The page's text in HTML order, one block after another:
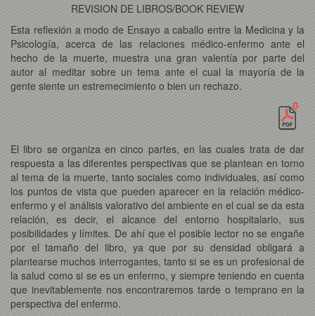
REVISION DE LIBROS/BOOK REVIEW
Esta reflexión a modo de Ensayo a caballo entre la Medicina y la
Psicología, acerca de las relaciones médico-enfermo ante el
hecho de la muerte, muestra una gran valentía por parte del
autor al meditar sobre un tema ante el cual la mayoría de la
gente siente un estremecimiento o bien un rechazo.
El libro se organiza en cinco partes, en las cuales trata de dar
respuesta a las diferentes perspectivas que se plantean en torno
al tema de la muerte, tanto sociales como individuales, así como
los puntos de vista que pueden aparecer en la relación médico-
enfermo y el análisis valorativo del ambiente en el cual se da esta
relación, es decir, el alcance del entorno hospitalario, sus
posibilidades y límites. De ahí que el posible lector no se engañe
por el tamaño del libro, ya que por su densidad obligará a
plantearse muchos interrogantes, tanto si se es un profesional de
la salud como si se es un enfermo, y siempre teniendo en cuenta
que inevitablemente nos encontraremos tarde o temprano en la
perspectiva del enfermo.